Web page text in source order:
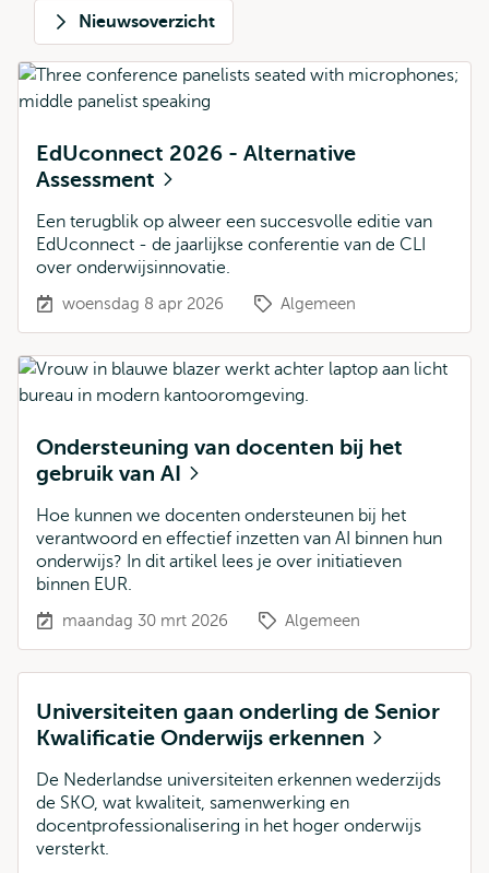
Nieuwsoverzicht
EdUconnect 2026 - Alternative
Assessment
Een terugblik op alweer een succesvolle editie van
EdUconnect - de jaarlijkse conferentie van de CLI
over onderwijsinnovatie.
woensdag 8 apr 2026 Algemeen
Ondersteuning van docenten bij het
gebruik van AI
Hoe kunnen we docenten ondersteunen bij het
verantwoord en effectief inzetten van AI binnen hun
onderwijs? In dit artikel lees je over initiatieven
binnen EUR.
maandag 30 mrt 2026 Algemeen
Universiteiten gaan onderling de Senior
Kwalificatie Onderwijs erkennen
De Nederlandse universiteiten erkennen wederzijds
de SKO, wat kwaliteit, samenwerking en
docentprofessionalisering in het hoger onderwijs
versterkt.